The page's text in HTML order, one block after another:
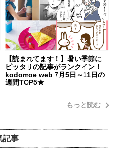
【読まれてます！】暑い季節に
ピッタリの記事がランクイン！
kodomoe web 7月5日～11日の
週間TOP5★
もっと読む
記事